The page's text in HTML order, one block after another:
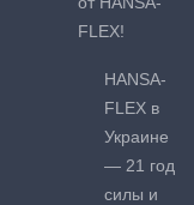
FLEX!
HANSA-
FLEX в
Украине
— 21 год
силы и